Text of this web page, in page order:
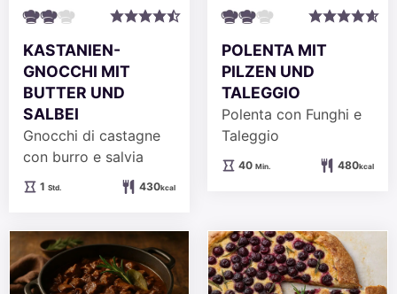
KASTANIEN-
GNOCCHI MIT
BUTTER UND
SALBEI
Gnocchi di castagne
con burro e salvia
1Stunde
Std. 430kcal
POLENTA MIT
PILZEN UND
TALEGGIO
Polenta con Funghi e
Taleggio
40Minuten
Min. 480kcal